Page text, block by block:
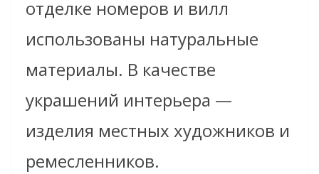
отделке номеров и вилл
использованы натуральные
материалы. В качестве
украшений интерьера —
изделия местных художников и
ремесленников.